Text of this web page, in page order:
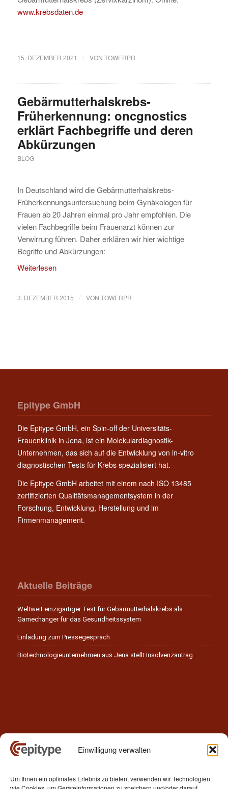
Einwilligung verwalten
Um Ihnen ein optimales Erlebnis zu bieten, verwenden wir Technologien
www.krebsdaten.de
15. DEZEMBER 2021 / VON TOWERPR
Gebärmutterhalskrebs-
Früherkennung: oncgnostics
erklärt Fachbegriffe und deren
Abkürzungen
BLOG
In Deutschland wird die Gebärmutterhalskrebs-
Früherkennungsuntersuchung beim Gynäkologen für
Frauen ab 20 Jahren einmal pro Jahr empfohlen. Die
vielen Fachbegriffe beim Frauenarzt können zur
Verwirrung führen. Daher erklären wir hier wichtige
Begriffe und Abkürzungen:
Weiterlesen
3. DEZEMBER 2015 / VON TOWERPR
Epitype GmbH
Die Epitype GmbH, ein Spin-off der Universitäts-
Frauenklinik in Jena, ist ein Molekulardiagnostik-
Unternehmen, das sich auf die Entwicklung von in-vitro
diagnostischen Tests für Krebs spezialisiert hat.
Die Epitype GmbH arbeitet mit einem nach ISO 13485
zertifizierten Qualitätsmanagementsystem in der
Forschung, Entwicklung, Herstellung und im
Firmenmanagement.
Aktuelle Beiträge
Weltweit einzigartiger Test für Gebärmutterhalskrebs als
Gamechanger für das Gesundheitssystem
Einladung zum Pressegespräch
Biotechnologieunternehmen aus Jena stellt Insolvenzantrag
Kontakt
Epitype GmbH